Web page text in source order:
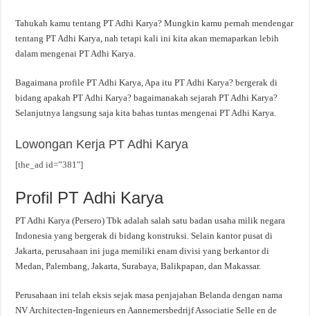
Tahukah kamu tentang PT Adhi Karya? Mungkin kamu pernah mendengar
tentang PT Adhi Karya, nah tetapi kali ini kita akan memaparkan lebih
dalam mengenai PT Adhi Karya.
Bagaimana profile PT Adhi Karya, Apa itu PT Adhi Karya? bergerak di
bidang apakah PT Adhi Karya? bagaimanakah sejarah PT Adhi Karya?
Selanjutnya langsung saja kita bahas tuntas mengenai PT Adhi Karya.
Lowongan Kerja PT Adhi Karya
[the_ad id=”381″]
Profil PT Adhi Karya
PT Adhi Karya (Persero) Tbk adalah salah satu badan usaha milik negara
Indonesia yang bergerak di bidang konstruksi. Selain kantor pusat di
Jakarta, perusahaan ini juga memiliki enam divisi yang berkantor di
Medan, Palembang, Jakarta, Surabaya, Balikpapan, dan Makassar.
Perusahaan ini telah eksis sejak masa penjajahan Belanda dengan nama
NV Architecten-Ingenieurs en Aannemersbedrijf Associatie Selle en de